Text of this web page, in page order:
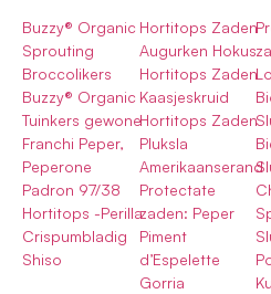
Buzzy® Organic
Sprouting
Broccolikers
Buzzy® Organic
Tuinkers gewone
Franchi Peper,
Peperone
Padron 97/38
Hortitops -Perilla
Crispumbladig
Shiso
Hortitops Zaden
Augurken Hokus
Hortitops Zaden
Kaasjeskruid
Hortitops Zaden
Pluksla
Amerikaanserand
Protectate
zaden: Peper
Piment
d’Espelette
Gorria